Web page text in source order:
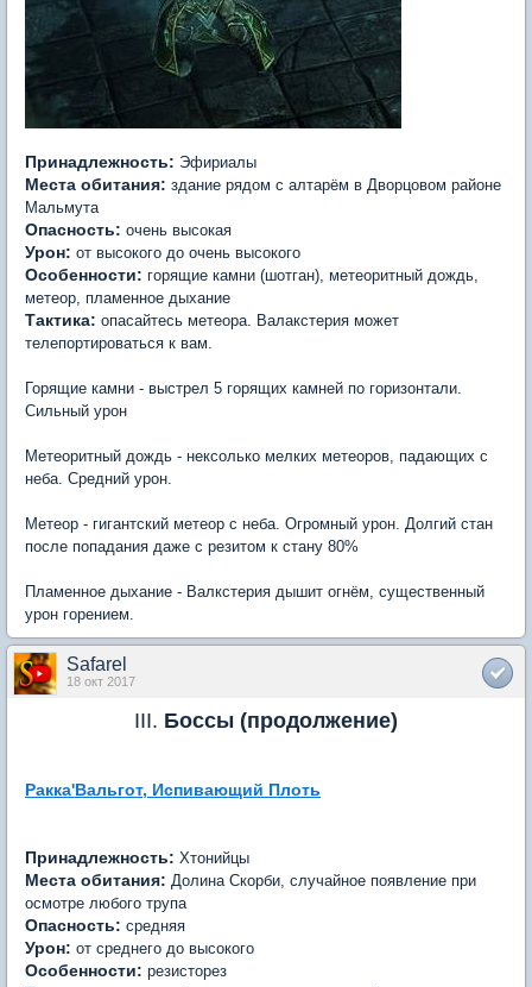
Принадлежность: Эфириалы
Места обитания: здание рядом с алтарём в Дворцовом районе
Мальмута
Опасность: очень высокая
Урон: от высокого до очень высокого
Особенности: горящие камни (шотган), метеоритный дождь,
метеор, пламенное дыхание
Тактика: опасайтесь метеора. Валакстерия может
телепортироваться к вам.
Горящие камни - выстрел 5 горящих камней по горизонтали.
Сильный урон
Метеоритный дождь - нексолько мелких метеоров, падающих с
неба. Средний урон.
Метеор - гигантский метеор с неба. Огромный урон. Долгий стан
после попадания даже с резитом к стану 80%
Пламенное дыхание - Валкстерия дышит огнём, существенный
урон горением.
Safarel
18 окт 2017
III. Боссы (продолжение)
Ракка'Вальгот, Испивающий Плоть
Принадлежность: Хтонийцы
Места обитания: Долина Скорби, случайное появление при
осмотре любого трупа
Опасность: средняя
Урон: от среднего до высокого
Особенности: резисторез